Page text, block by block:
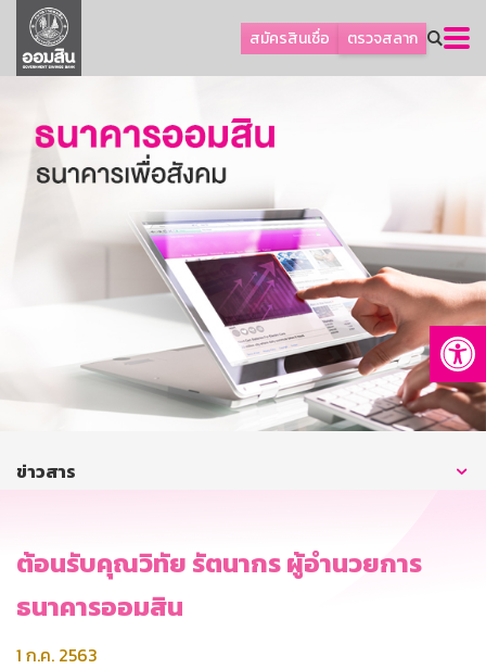
สมัครสินเชื่อ ตรวจสลาก
ลูกค้าธุรกิจ
ลูกค้าผู้ประกอบรายย่อย
ออมเพื่อสุข
เกี่ยวกับธนาคาร
การพัฒนาที่ยั่งยืน
บริการทางการเงิน
ติดต่อเรา
บริการออนไลน์
ข่าวสาร
ต้อนรับคุณวิทัย รัตนากร ผู้อำนวยการ
ธนาคารออมสิน
1 ก.ค. 2563